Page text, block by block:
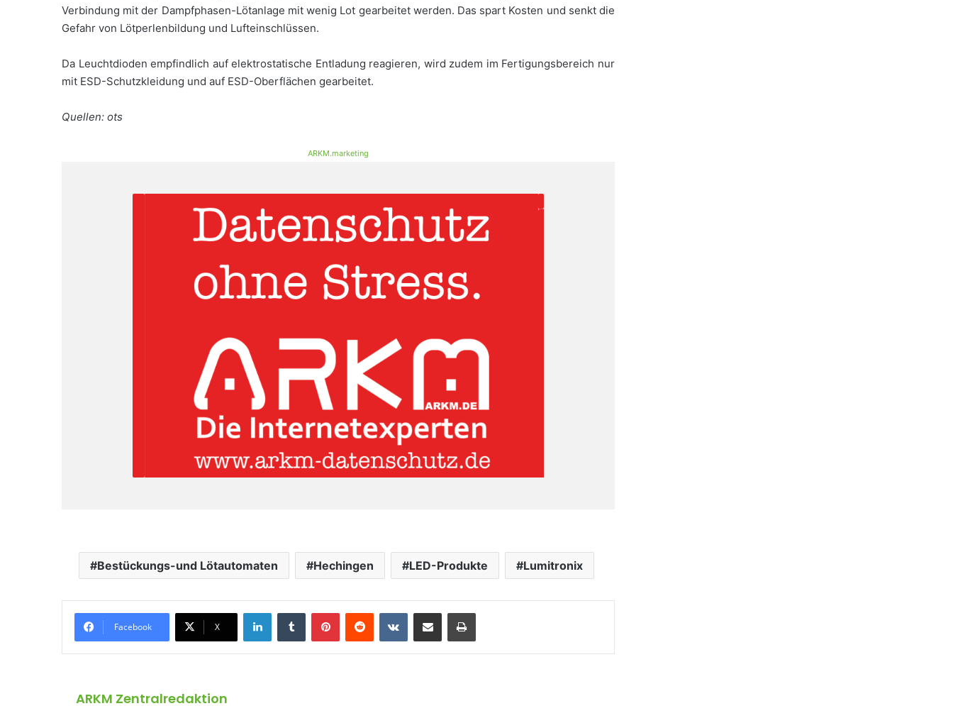
Verbindung mit der Dampfphasen-Lötanlage mit wenig Lot gearbeitet werden. Das spart Kosten und senkt die
Gefahr von Lötperlenbildung und Lufteinschlüssen.
Da Leuchtdioden empfindlich auf elektrostatische Entladung reagieren, wird zudem im Fertigungsbereich nur
mit ESD-Schutzkleidung und auf ESD-Oberflächen gearbeitet.
Quellen: ots
ARKM.marketing
Bestückungs-und Lötautomaten Hechingen LED-Produkte Lumitronix
Facebook X
ARKM Zentralredaktion